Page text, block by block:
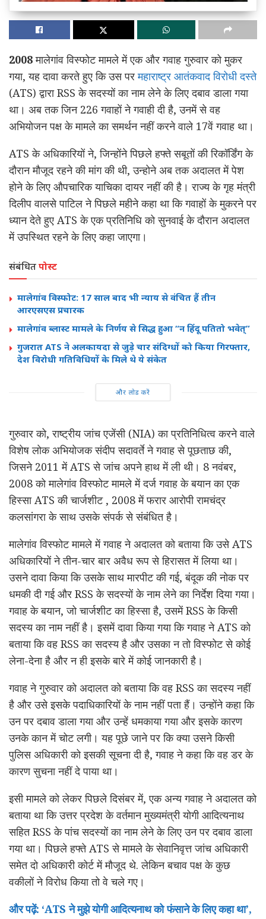
2008मालेगांव विस्फोट मामले में एक और गवाह गुरुवार को मुकर
गया, यह दावा करते हुए कि उस परमहाराष्ट्र आतंकवाद विरोधी दस्ते
(ATS) द्वारा RSS के सदस्यों का नाम लेने के लिए दबाव डाला गया
था। अब तक जिन 226 गवाहों ने गवाही दी है, उनमें से वह
अभियोजन पक्ष के मामले का समर्थन नहीं करने वाले 17वें गवाह था।
ATS के अधिकारियों ने, जिन्होंने पिछले हफ्ते सबूतों की रिकॉर्डिंग के
दौरान मौजूद रहने की मांग की थी, उन्होने अब तक अदालत में पेश
होने के लिए औपचारिक याचिका दायर नहीं की है। राज्य के गृह मंत्री
दिलीप वालसे पाटिल ने पिछले महीने कहा था कि गवाहों के मुकरने पर
ध्यान देते हुए ATS के एक प्रतिनिधि को सुनवाई के दौरान अदालत
में उपस्थित रहने के लिए कहा जाएगा।
संबंधितपोस्ट
मालेगांव विस्फोट: 17 साल बाद भी न्याय से वंचित हैं तीन
आरएसएस प्रचारक
मालेगांव ब्लास्ट मामले के निर्णय से सिद्ध हुआ “न हिंदू पतितो भवेत्”
गुजरात ATS ने अलकायदा से जुड़े चार संदिग्धों को किया गिरफ्तार,
देश विरोधी गतिविधियों के मिले थे ये संकेत
और लोड करें
गुरुवार को, राष्ट्रीय जांच एजेंसी (NIA) का प्रतिनिधित्व करने वाले
विशेष लोक अभियोजक संदीप सदावर्ते ने गवाह से पूछताछ की,
जिसने 2011 में ATS से जांच अपने हाथ में ली थी। 8 नवंबर,
2008 को मालेगांव विस्फोट मामले में दर्ज गवाह के बयान का एक
हिस्सा ATS की चार्जशीट , 2008 में फरार आरोपी रामचंद्र
कलसांगरा के साथ उसके संपर्क से संबंधित है।
मालेगांव विस्फोट मामले में गवाह ने अदालत को बताया कि उसे ATS
अधिकारियों ने तीन-चार बार अवैध रूप से हिरासत में लिया था।
उसने दावा किया कि उसके साथ मारपीट की गई, बंदूक की नोक पर
धमकी दी गई और RSS के सदस्यों के नाम लेने का निर्देश दिया गया।
गवाह के बयान, जो चार्जशीट का हिस्सा है, उसमें RSS के किसी
सदस्य का नाम नहीं है। इसमें दावा किया गया कि गवाह ने ATS को
बताया कि वह RSS का सदस्य है और उसका न तो विस्फोट से कोई
लेना-देना है और न ही इसके बारे में कोई जानकारी है।
गवाह ने गुरुवार को अदालत को बताया कि वह RSS का सदस्य नहीं
है और उसे इसके पदाधिकारियों के नाम नहीं पता हैं। उन्होंने कहा कि
उन पर दबाव डाला गया और उन्हें धमकाया गया और इसके कारण
उनके कान में चोट लगी। यह पूछे जाने पर कि क्या उसने किसी
पुलिस अधिकारी को इसकी सूचना दी है, गवाह ने कहा कि वह डर के
कारण सुचना नहीं दे पाया था।
इसी मामले को लेकर पिछले दिसंबर में, एक अन्य गवाह ने अदालत को
बताया था कि उत्तर प्रदेश के वर्तमान मुख्यमंत्री योगी आदित्यनाथ
सहित RSS के पांच सदस्यों का नाम लेने के लिए उन पर दबाव डाला
गया था। पिछले हफ्ते ATS से मामले के सेवानिवृत्त जांच अधिकारी
समेत दो अधिकारी कोर्ट में मौजूद थे. लेकिन बचाव पक्ष के कुछ
वकीलों ने विरोध किया तो वे चले गए।
और पढ़ें: ‘ATS ने मुझे योगी आदित्यनाथ को फंसाने के लिए कहा था’,